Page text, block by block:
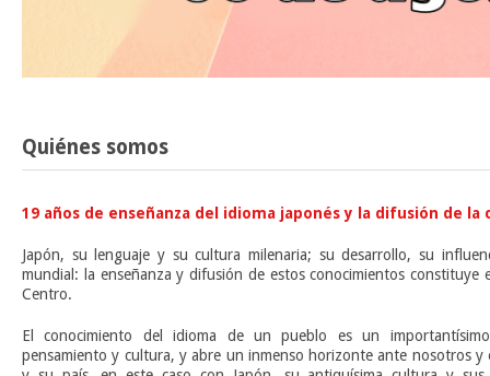
Quiénes somos
19 años de enseñanza del idioma japonés y la difusión de la
Japón, su lenguaje y su cultura milenaria; su desarrollo, su
mundial: la enseñanza y difusión de estos conocimientos
Centro.
El conocimiento del idioma de un pueblo es un
pensamiento y cultura, y abre un inmenso horizonte ante nosotros y